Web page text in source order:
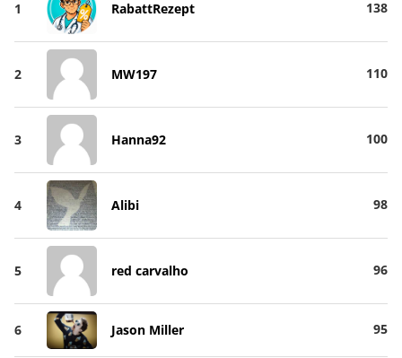
1 RabattRezept 138
2 MW197 110
3 Hanna92 100
4 Alibi 98
5 red carvalho 96
6 Jason Miller 95